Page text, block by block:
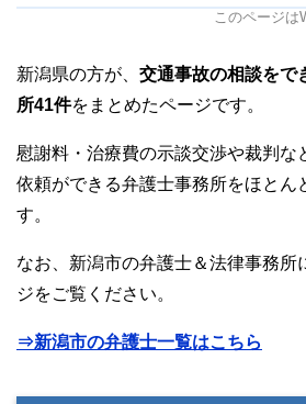
このページは
新潟県の方が、 交通事故の相談をで
所41件をまとめたページです。
慰謝料・治療費の示談交渉や裁判な
依頼ができる弁護士事務所をほとん
す。
なお、新潟市の弁護士＆法律事務所
ジをご覧ください。
⇒新潟市の弁護士一覧はこちら